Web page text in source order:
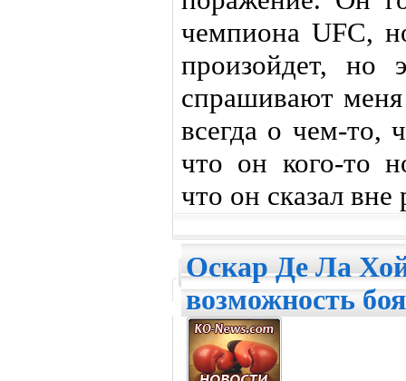
чемпиона UFC,
произойдет, но
спрашивают
всегда о чем-то,
что он кого-то
что он сказал вне
Оскар Де Ла
возможность